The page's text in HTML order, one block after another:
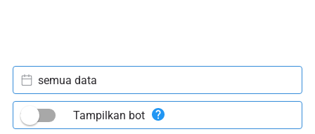
semua data
Tampilkan bot